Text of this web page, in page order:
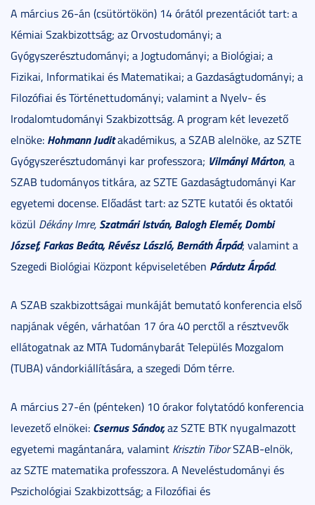
A március 26-án (csütörtökön) 14 órától prezentációt tart: a
Kémiai Szakbizottság; az Orvostudományi; a
Gyógyszerésztudományi; a Jogtudományi; a Biológiai; a
Fizikai, Informatikai és Matematikai; a Gazdaságtudományi; a
Filozófiai és Történettudományi; valamint a Nyelv- és
Irodalomtudományi Szakbizottság. A program két levezető
elnöke: Hohmann Juditakadémikus, a SZAB alelnöke, az SZTE
Gyógyszerésztudományi kar professzora; Vilmányi Márton, a
SZAB tudományos titkára, az SZTE Gazdaságtudományi Kar
egyetemi docense. Előadást tart: az SZTE kutatói és oktatói
közül Dékány Imre, Szatmári István, Balogh Elemér, Dombi
József, Farkas Beáta, Révész László, Bernáth Árpád; valamint a
Szegedi Biológiai Központ képviseletében Párdutz Árpád.
A SZAB szakbizottságai munkáját bemutató konferencia első
napjának végén, várhatóan 17 óra 40 perctől a résztvevők
ellátogatnak az MTA Tudománybarát Település Mozgalom
(TUBA) vándorkiállítására, a szegedi Dóm térre.
A március 27-én (pénteken) 10 órakor folytatódó konferencia
levezető elnökei: Csernus Sándor,az SZTE BTK nyugalmazott
egyetemi magántanára, valamint Krisztin TiborSZAB-elnök,
az SZTE matematika professzora. A Neveléstudományi és
Pszichológiai Szakbizottság; a Filozófiai és